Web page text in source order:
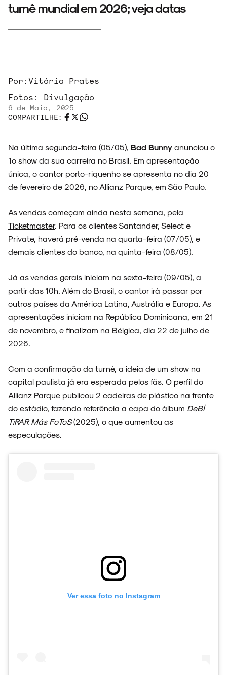
ARQUIVO
ESPECIAIS
turnê mundial em 2026; veja datas
Por: Vitória Prates
Fotos: Divulgação
6 de Maio, 2025
COMPARTILHE:
Na última segunda-feira (05/05), Bad Bunny anunciou o
1º show da sua carreira no Brasil. Em apresentação
única, o cantor porto-riquenho se apresenta no dia 20
de fevereiro de 2026, no Allianz Parque, em São Paulo.
As vendas começam ainda nesta semana, pela
Ticketmaster. Para os clientes Santander, Select e
Private, haverá pré-venda na quarta-feira (07/05), e
demais clientes do banco, na quinta-feira (08/05).
Já as vendas gerais iniciam na sexta-feira (09/05), a
partir das 10h. Além do Brasil, o cantor irá passar por
outros países da América Latina, Austrália e Europa. As
apresentações iniciam na República Dominicana, em 21
de novembro, e finalizam na Bélgica, dia 22 de julho de
2026.
Com a confirmação da turnê, a ideia de um show na
capital paulista já era esperada pelos fãs. O perfil do
Allianz Parque publicou 2 cadeiras de plástico na frente
do estádio, fazendo referência a capa do álbum DeBÍ
TiRAR Más FoToS(2025), o que aumentou as
especulações.
Ver essa foto no Instagram